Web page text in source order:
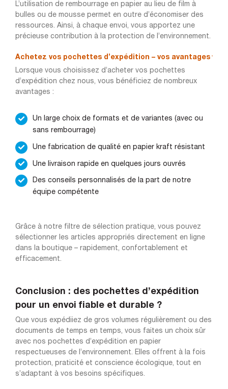
L’utilisation de rembourrage en papier au lieu de film à
bulles ou de mousse permet en outre d’économiser des
ressources. Ainsi, à chaque envoi, vous apportez une
précieuse contribution à la protection de l’environnement.
Achetez vos pochettes d’expédition – vos avantages
Lorsque vous choisissez d’acheter vos pochettes
d’expédition chez nous, vous bénéficiez de nombreux
avantages :
Un large choix de formats et de variantes (avec ou
sans rembourrage)
Une fabrication de qualité en papier kraft résistant
Une livraison rapide en quelques jours ouvrés
Des conseils personnalisés de la part de notre
équipe compétente
Grâce à notre filtre de sélection pratique, vous pouvez
sélectionner les articles appropriés directement en ligne
dans la boutique – rapidement, confortablement et
efficacement.
Conclusion : des pochettes d’expédition
pour un envoi fiable et durable ?
Que vous expédiiez de gros volumes régulièrement ou des
documents de temps en temps, vous faites un choix sûr
avec nos pochettes d’expédition en papier
respectueuses de l’environnement. Elles offrent à la fois
protection, praticité et conscience écologique, tout en
s’adaptant à vos besoins spécifiques.